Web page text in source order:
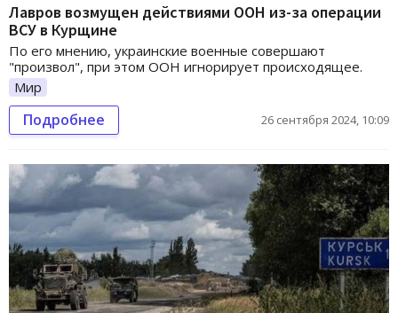
Лавров возмущен действиями ООН из-за операции
ВСУ в Курщине
По его мнению, украинские военные совершают
"произвол", при этом ООН игнорирует происходящее.
Мир
Подробнее 26 сентября 2024, 10:09